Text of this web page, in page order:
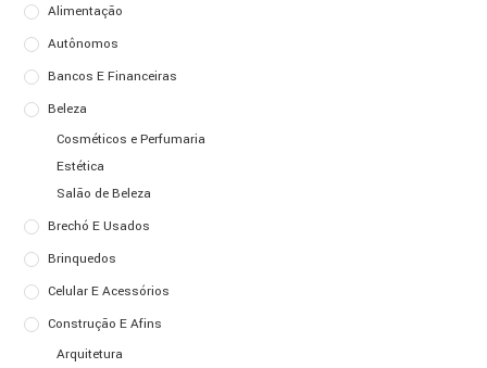
Alimentação
Autônomos
Bancos E Financeiras
Beleza
Cosméticos e Perfumaria
Estética
Salão de Beleza
Brechó E Usados
Brinquedos
Celular E Acessórios
Construção E Afins
Arquitetura